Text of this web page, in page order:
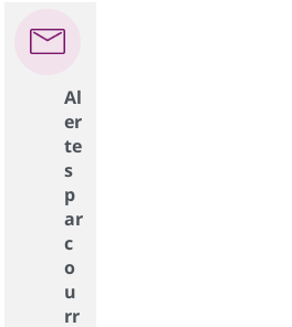
Al
er
te
s
p
ar
c
o
u
rr